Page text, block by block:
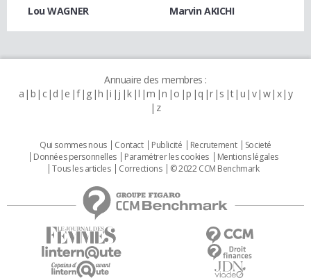
Lou WAGNER Marvin AKICHI
Annuaire des membres :
a b c d e f g h i j k l m n o p q r s t u v w x y
z
Qui sommes nous Contact Publicité Recrutement
Societé
Données personnelles
Paramétrer les cookies
Mentions légales
Tous les articles
Corrections © 2022 CCM Benchmark